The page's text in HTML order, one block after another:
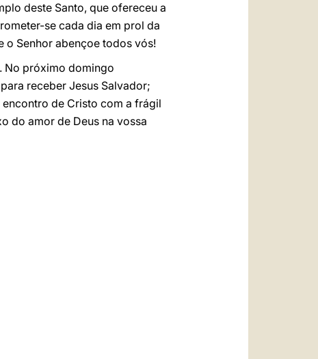
deste Santo, que ofereceu a
se cada dia em prol da
o Senhor abençoe todos vós!
No próximo domingo
receber Jesus Salvador;
de Cristo com a frágil
do amor de Deus na vossa